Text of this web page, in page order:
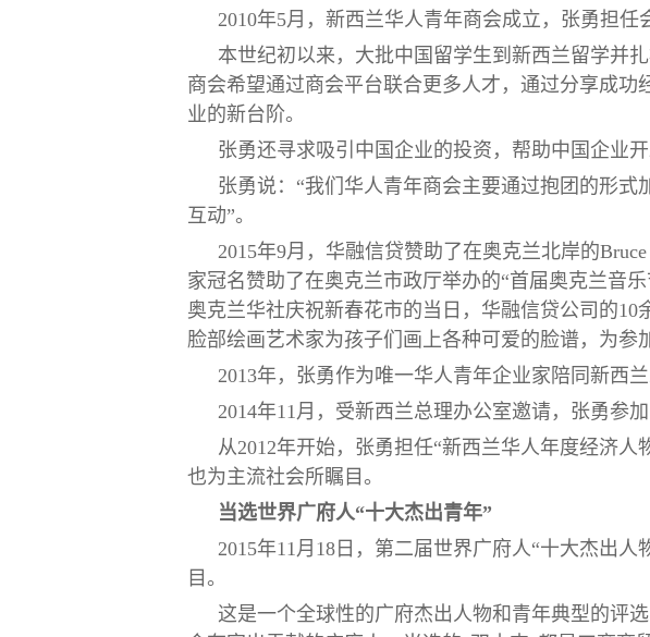
2010年5月，新西兰华人青年商会成立，张勇担任
本世纪初以来，大批中国留学生到新西兰留学并
商会希望通过商会平台联合更多人才，通过分享成
业的新台阶。
张勇还寻求吸引中国企业的投资，帮助中国企业
张勇说：“我们华人青年商会主要通过抱团的形
互动”。
2015年9月，华融信贷赞助了在奥克兰北岸的
家冠名赞助了在奥克兰市政厅举办的“首届奥克兰音
奥克兰华社庆祝新春花市的当日，华融信贷公司的
脸部绘画艺术家为孩子们画上各种可爱的脸谱，为
2013年，张勇作为唯一华人青年企业家陪同新西兰
2014年11月，受新西兰总理办公室邀请，张勇参
从2012年开始，张勇担任“新西兰华人年度经济
也为主流社会所瞩目。
当选世界广府人“十大杰出青年”
2015年11月18日，第二届世界广府人“十大杰出
目。
这是一个全球性的广府杰出人物和青年典型的评